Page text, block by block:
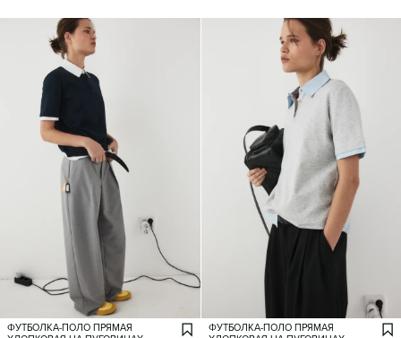
ФУТБОЛКА-ПОЛО ПРЯМАЯ
ФУТБОЛКА-ПОЛО ПРЯМАЯ